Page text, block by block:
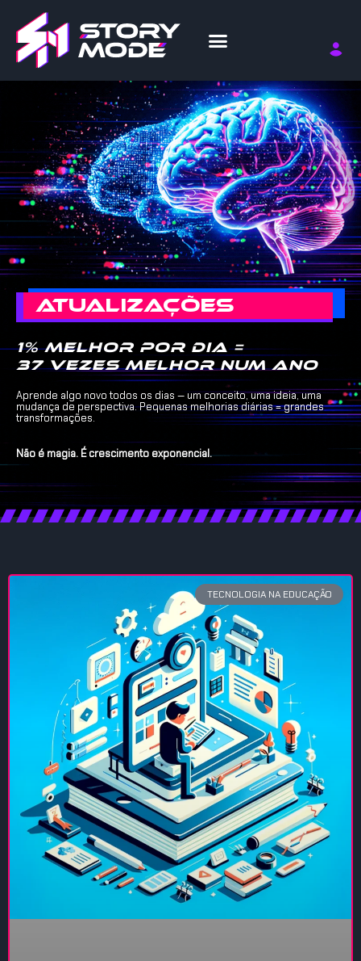
ATUALIZAÇÕES
1% melhor por dia =
37 vezes melhor num ano
Aprende algo novo todos os dias — um conceito, uma ideia, uma
mudança de perspectiva. Pequenas melhorias diárias = grandes
transformações.
Não é magia. É crescimento exponencial.
TECNOLOGIA NA EDUCAÇÃO